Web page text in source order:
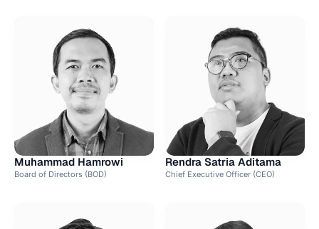
Muhammad Hamrowi
Board of Directors (BOD)
Rendra Satria Aditama
Chief Executive Officer (CEO)